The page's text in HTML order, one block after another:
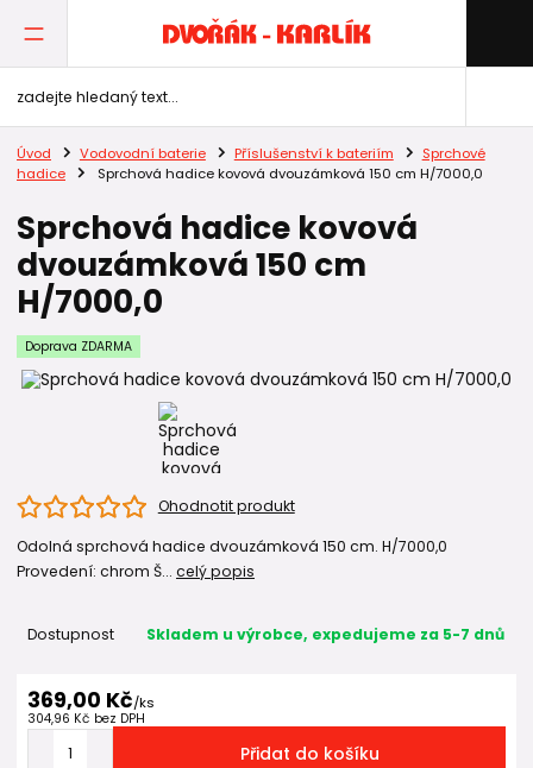
Úvod Vodovodní baterie Příslušenství k bateriím
Sprchové
hadice
Sprchová hadice kovová dvouzámková 150 cm H/7000,0
Sprchová hadice kovová
dvouzámková 150 cm
H/7000,0
Doprava ZDARMA
Ohodnotit produkt
Odolná sprchová hadice dvouzámková 150 cm. H/7000,0
Provedení: chrom Š... celý popis
Dostupnost Skladem u výrobce, expedujeme za 5-7 dnů
369,00 Kč/ks
304,96 Kč bez DPH
Přidat do košíku